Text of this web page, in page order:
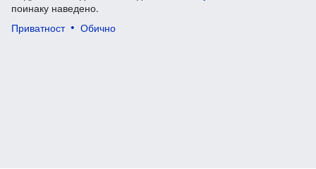
поинаку наведено.
Приватност
Обично